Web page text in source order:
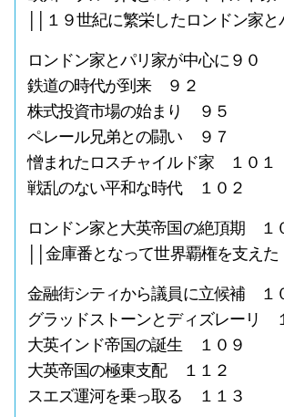
││１９世紀に繁栄したロンドン家と
ロンドン家とパリ家が中心に９０
鉄道の時代が到来 ９２
株式投資市場の始まり ９５
ペレール兄弟との闘い ９７
憎まれたロスチャイルド家 １０１
戦乱のない平和な時代 １０２
ロンドン家と大英帝国の絶頂期 １
││金庫番となって世界覇権を支えた
金融街シティから議員に立候補 １
グラッドストーンとディズレーリ
大英インド帝国の誕生 １０９
大英帝国の極東支配 １１２
スエズ運河を乗っ取る １１３